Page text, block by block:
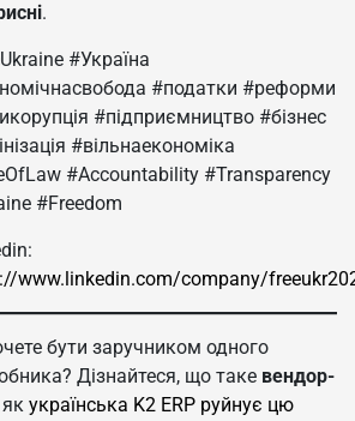
.
#Україна
#податки #реформи
#підприємництво #бізнес
#вільнаекономіка
#Accountability #Transparency
#Freedom
www.linkedin.com/company/
бути заручником одного
Дізнайтеся, що таке вендор-
як українська K2 ERP руйнує цю